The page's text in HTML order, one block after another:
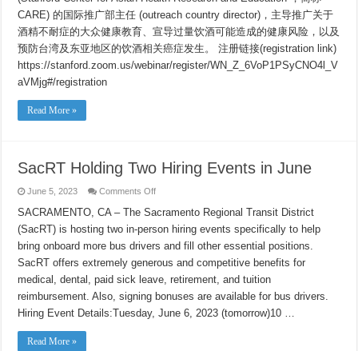
(Alcohol-
Induced
Flushing
and
Health
Implications)
CARE) 的国际推广部主任 (outreach country director)，主导推广关于
酒精不耐症的大众健康教育、宣导过量饮酒可能造成的健康风险，以及
预防台湾及东亚地区的饮酒相关癌症发生。 注册链接(registration link)
https://stanford.zoom.us/webinar/register/WN_Z_6VoP1PSyCNO4l_V
aVMjg#/registration
Read More »
SacRT Holding Two Hiring Events in June
June 5, 2023 Comments Offon
Holding
Two
Hiring
in
SACRAMENTO, CA – The Sacramento Regional Transit District
(SacRT) is hosting two in-person hiring events specifically to help
bring onboard more bus drivers and fill other essential positions.
SacRT offers extremely generous and competitive benefits for
medical, dental, paid sick leave, retirement, and tuition
reimbursement. Also, signing bonuses are available for bus drivers.
Hiring Event Details:Tuesday, June 6, 2023 (tomorrow)10 …
Read More »